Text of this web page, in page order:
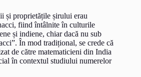
și proprietățile șirului erau
fiind întâlnite în culturile
și indiene, chiar dacă nu sub
În mod tradițional, se crede că
de către matematicieni din India
în contextul studiului numerelor